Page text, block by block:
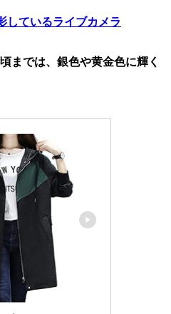
しているライブカメラ
までは、銀色や黄金色に輝く